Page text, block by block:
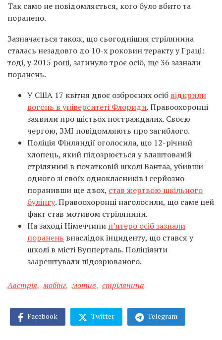
Так само не повідомляється, кого було вбито та
поранено.
Зазначається також, що сьогоднішня стрілянина
сталась незадовго до 10-х роковин теракту у Граці:
тоді, у 2015 році, загинуло троє осіб, ще 36 зазнали
поранень.
У США 17 квітня двоє озброєних осіб відкрили
вогонь в університеті Флориди. Правоохоронці
заявили про шістьох постраждалих. Своєю
чергою, ЗМІ повідомляють про загиблого.
Поліція Фінляндії оголосила, що 12-річний
хлопець, який підозрюється у влаштованій
стрілянині в початковій школі Вантаа, убивши
одного зі своїх однокласників і серйозно
поранивши ще двох, став жертвою шкільного
булінгу. Правоохоронці наголосили, що саме цей
факт став мотивом стрілянини.
На заході Німеччини п’ятеро осіб зазнали
поранень внаслідок інциденту, що стався у
школі в місті Вупперталь. Поліціянти
заарештували підозрюваного.
Австрія, мобінг, мотив, стрілянина
Facebook Twitter Telegram